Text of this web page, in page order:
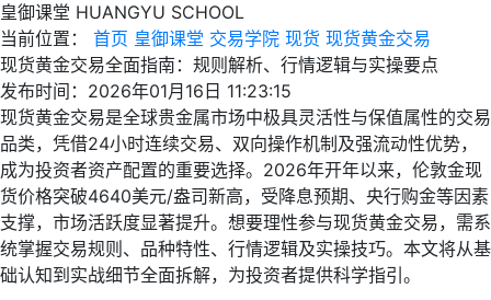
皇御课堂 HUANGYU SCHOOL
当前位置：
首页 皇御课堂 交易学院 现货 现货黄金交易
现货黄金交易全面指南：规则解析、行情逻辑与实操要点
发布时间：2026年01月16日 11:23:15
现货黄金交易是全球贵金属市场中极具灵活性与保值属性的交易
品类，凭借24小时连续交易、双向操作机制及强流动性优势，
成为投资者资产配置的重要选择。2026年开年以来，伦敦金现
货价格突破4640美元/盎司新高，受降息预期、央行购金等因素
支撑，市场活跃度显著提升。想要理性参与现货黄金交易，需系
统掌握交易规则、品种特性、行情逻辑及实操技巧。本文将从基
础认知到实战细节全面拆解，为投资者提供科学指引。